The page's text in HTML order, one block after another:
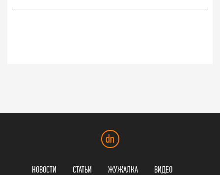
dn
НОВОСТИ СТАТЬИ ЖУЖАЛКА
ВИДЕО